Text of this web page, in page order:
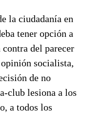
la ciudadanía en
tener opción a
del parecer
socialista,
de no
club lesiona a los
a todos los